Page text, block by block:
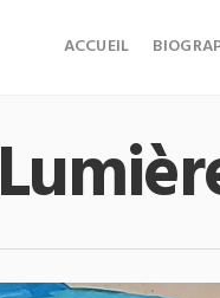
ACCUEIL